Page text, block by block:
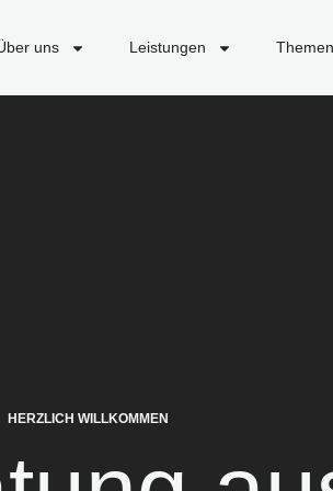
uns Leistungen Themen
HERZLICH WILLKOMMEN